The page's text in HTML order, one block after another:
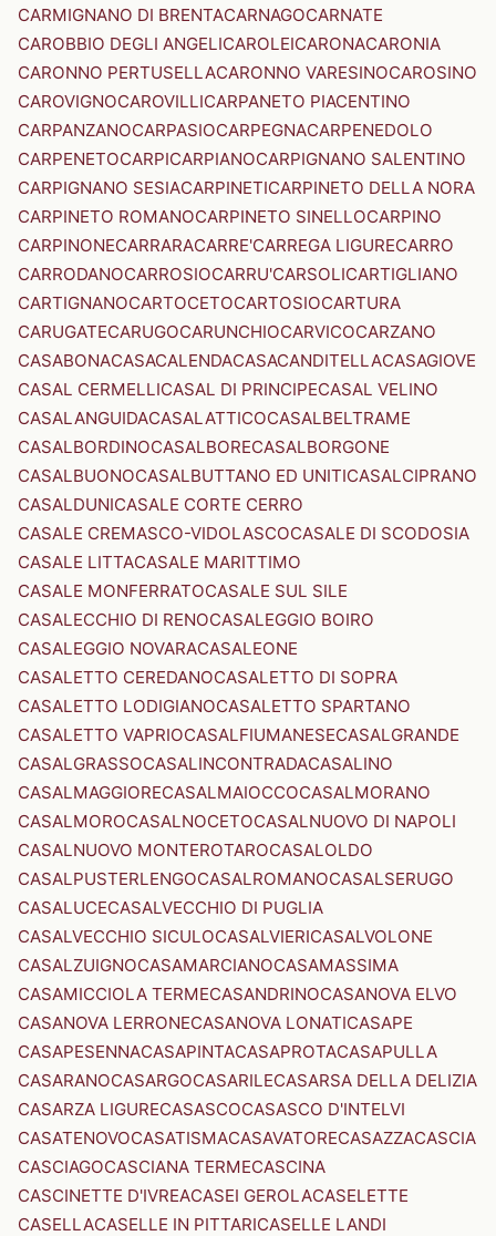
CARMIGNANO DI BRENTACARNAGOCARNATE
CAROBBIO DEGLI ANGELICAROLEICARONACARONIA
CARONNO PERTUSELLACARONNO VARESINOCAROSINO
CAROVIGNOCAROVILLICARPANETO PIACENTINO
CARPANZANOCARPASIOCARPEGNACARPENEDOLO
CARPENETOCARPICARPIANOCARPIGNANO SALENTINO
CARPIGNANO SESIACARPINETICARPINETO DELLA NORA
CARPINETO ROMANOCARPINETO SINELLOCARPINO
CARPINONECARRARACARRE'CARREGA LIGURECARRO
CARRODANOCARROSIOCARRU'CARSOLICARTIGLIANO
CARTIGNANOCARTOCETOCARTOSIOCARTURA
CARUGATECARUGOCARUNCHIOCARVICOCARZANO
CASABONACASACALENDACASACANDITELLACASAGIOVE
CASAL CERMELLICASAL DI PRINCIPECASAL VELINO
CASALANGUIDACASALATTICOCASALBELTRAME
CASALBORDINOCASALBORECASALBORGONE
CASALBUONOCASALBUTTANO ED UNITICASALCIPRANO
CASALDUNICASALE CORTE CERRO
CASALE CREMASCO-VIDOLASCOCASALE DI SCODOSIA
CASALE LITTACASALE MARITTIMO
CASALE MONFERRATOCASALE SUL SILE
CASALECCHIO DI RENOCASALEGGIO BOIRO
CASALEGGIO NOVARACASALEONE
CASALETTO CEREDANOCASALETTO DI SOPRA
CASALETTO LODIGIANOCASALETTO SPARTANO
CASALETTO VAPRIOCASALFIUMANESECASALGRANDE
CASALGRASSOCASALINCONTRADACASALINO
CASALMAGGIORECASALMAIOCCOCASALMORANO
CASALMOROCASALNOCETOCASALNUOVO DI NAPOLI
CASALNUOVO MONTEROTAROCASALOLDO
CASALPUSTERLENGOCASALROMANOCASALSERUGO
CASALUCECASALVECCHIO DI PUGLIA
CASALVECCHIO SICULOCASALVIERICASALVOLONE
CASALZUIGNOCASAMARCIANOCASAMASSIMA
CASAMICCIOLA TERMECASANDRINOCASANOVA ELVO
CASANOVA LERRONECASANOVA LONATICASAPE
CASAPESENNACASAPINTACASAPROTACASAPULLA
CASARANOCASARGOCASARILECASARSA DELLA DELIZIA
CASARZA LIGURECASASCOCASASCO D'INTELVI
CASATENOVOCASATISMACASAVATORECASAZZACASCIA
CASCIAGOCASCIANA TERMECASCINA
CASCINETTE D'IVREACASEI GEROLACASELETTE
CASELLACASELLE IN PITTARICASELLE LANDI